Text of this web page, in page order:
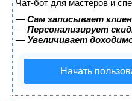
Чат-бот для мастеров и
— Сам записывает
— Персонализирует
— Увеличивает
Начать